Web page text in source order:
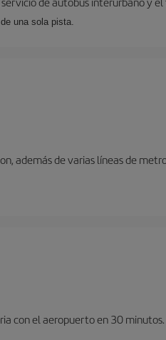
una sola pista.
además de varias líneas de
con el aeropuerto en 30